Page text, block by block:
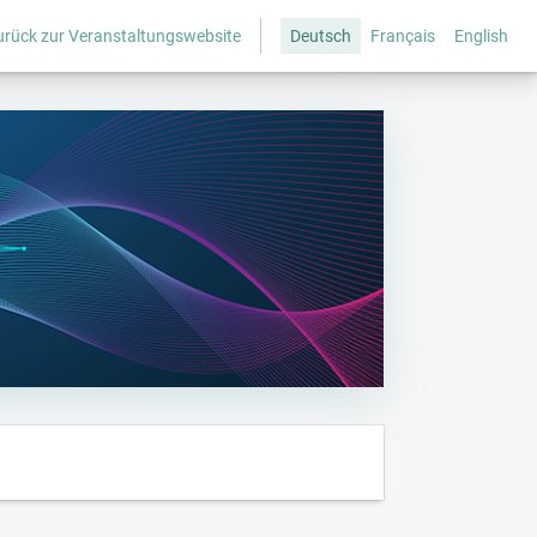
zur Veranstaltungswebsite Deutsch Français English